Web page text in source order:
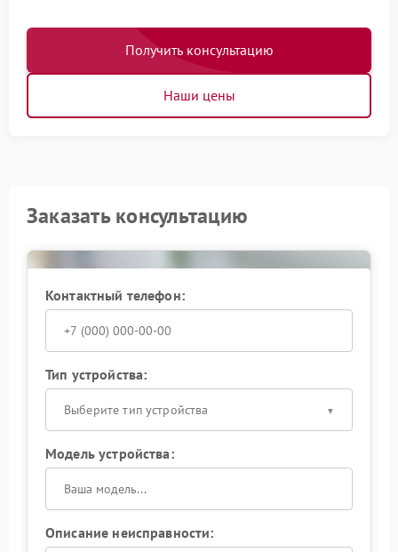
Получить консультацию
Наши цены
Заказать консультацию
Контактный телефон:
Тип устройства:
Выберите тип устройства
Модель устройства:
Описание неисправности: